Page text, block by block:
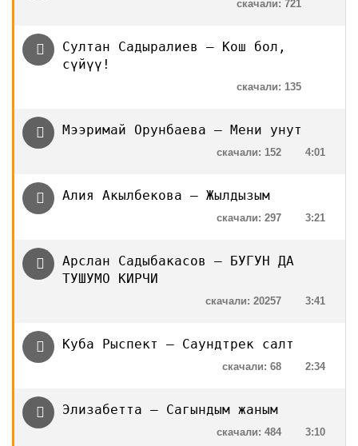
скачали: 721
Султан Садыралиев — Кош бол,
сүйүү!
скачали: 135
Мээримай Орунбаева — Мени унут
4:01
скачали: 152
Алия Акылбекова — Жылдызым
3:21
скачали: 297
Арслан Садыбакасов — БУГУН ДА
ТУШУМО КИРЧИ
3:41
скачали: 20257
Куба Рыспект — Саундтрек салт
2:34
скачали: 68
Элизабетта — Сагындым жаным
3:10
скачали: 484